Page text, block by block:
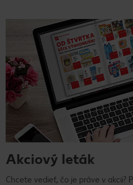
Akciový leták
Chcete vedieť, čo je práve v akcii?